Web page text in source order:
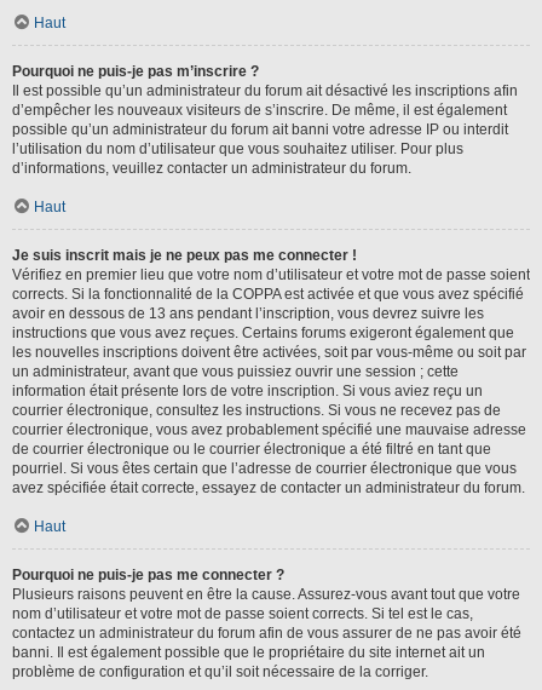
Haut
Pourquoi ne puis-je pas m’inscrire ?
Il est possible qu’un administrateur du forum ait désactivé les inscriptions afin
d’empêcher les nouveaux visiteurs de s’inscrire. De même, il est également
possible qu’un administrateur du forum ait banni votre adresse IP ou interdit
l’utilisation du nom d’utilisateur que vous souhaitez utiliser. Pour plus
d’informations, veuillez contacter un administrateur du forum.
Haut
Je suis inscrit mais je ne peux pas me connecter !
Vérifiez en premier lieu que votre nom d’utilisateur et votre mot de passe soient
corrects. Si la fonctionnalité de la COPPA est activée et que vous avez spécifié
avoir en dessous de 13 ans pendant l’inscription, vous devrez suivre les
instructions que vous avez reçues. Certains forums exigeront également que
les nouvelles inscriptions doivent être activées, soit par vous-même ou soit par
un administrateur, avant que vous puissiez ouvrir une session ; cette
information était présente lors de votre inscription. Si vous aviez reçu un
courrier électronique, consultez les instructions. Si vous ne recevez pas de
courrier électronique, vous avez probablement spécifié une mauvaise adresse
de courrier électronique ou le courrier électronique a été filtré en tant que
pourriel. Si vous êtes certain que l’adresse de courrier électronique que vous
avez spécifiée était correcte, essayez de contacter un administrateur du forum.
Haut
Pourquoi ne puis-je pas me connecter ?
Plusieurs raisons peuvent en être la cause. Assurez-vous avant tout que votre
nom d’utilisateur et votre mot de passe soient corrects. Si tel est le cas,
contactez un administrateur du forum afin de vous assurer de ne pas avoir été
banni. Il est également possible que le propriétaire du site internet ait un
problème de configuration et qu’il soit nécessaire de la corriger.